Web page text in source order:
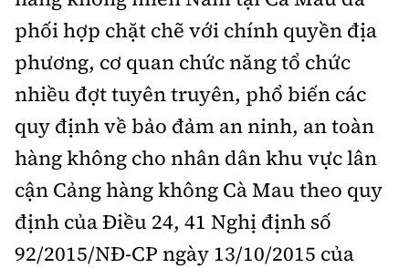
Tổng biên tập:Nguyễn Thị Hồng Nga
Phó Tổng biên tập: Nguyễn Sơn Tùng,
Nguyễn Đức Thắng, La Đức Hùng
Hotline:
0901 514 799
Quảng cáo và Phát hành:
0915 057 282
Email:bandoc@baoxaydung.vn
Cấm sao chép dưới mọi hình thức nếu không có sự
chấp thuận bằng văn bản.
phối hợp chặt chẽ với chính quyền địa
phương, cơ quan chức năng tổ chức
nhiều đợt tuyên truyên, phổ biến các
quy định về bảo đảm an ninh, an toàn
hàng không cho nhân dân khu vực lân
cận Cảng hàng không Cà Mau theo quy
định của Điều 24, 41 Nghị định số
92/2015/NĐ-CP ngày 13/10/2015 của